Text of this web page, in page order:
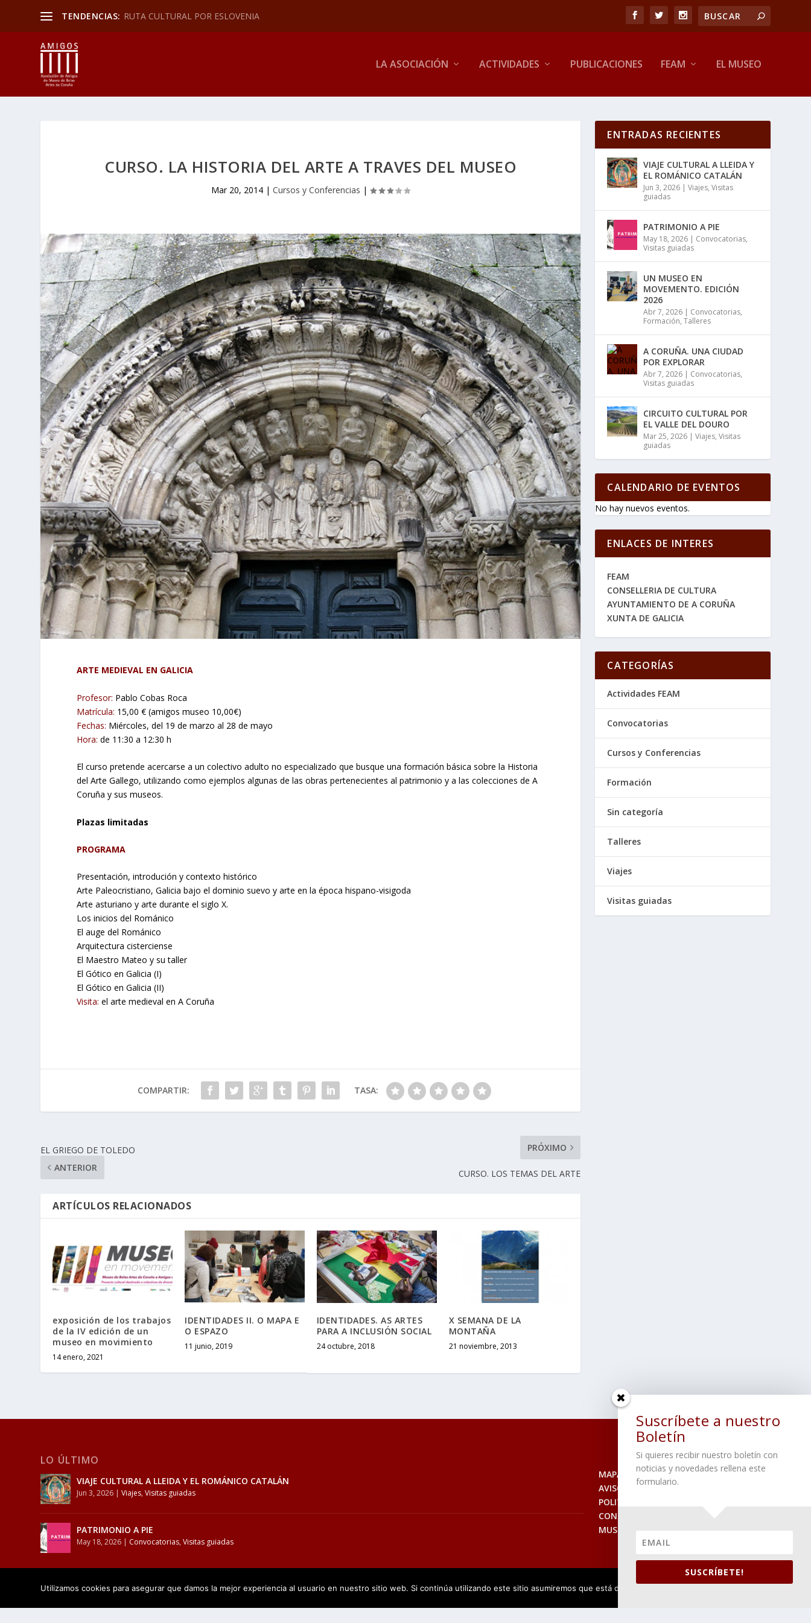
TENDENCIAS: RUTA CULTURAL POR ESLOVENIA
LA ASOCIACIÓN ACTIVIDADES PUBLICACIONES FEAM EL MUSEO
CURSO. LA HISTORIA DEL ARTE A TRAVES DEL MUSEO
Mar 20, 2014 |Cursos y Conferencias |
ARTE MEDIEVAL EN GALICIA
Profesor: Pablo Cobas Roca
Matrícula: 15,00 € (amigos museo 10,00€)
Fechas: Miércoles, del 19 de marzo al 28 de mayo
Hora: de 11:30 a 12:30 h
El curso pretende acercarse a un colectivo adulto no especializado que busque una formación básica sobre la Historia
del Arte Gallego, utilizando como ejemplos algunas de las obras pertenecientes al patrimonio y a las colecciones de A
Coruña y sus museos.
Plazas limitadas
PROGRAMA
Presentación, introdución y contexto histórico
Arte Paleocristiano, Galicia bajo el dominio suevo y arte en la época hispano-visigoda
Arte asturiano y arte durante el siglo X.
Los inicios del Románico
El auge del Románico
Arquitectura cisterciense
El Maestro Mateo y su taller
El Gótico en Galicia (I)
El Gótico en Galicia (II)
Visita: el arte medieval en A Coruña
COMPARTIR: TASA:
EL GRIEGO DE TOLEDO
ANTERIOR
PRÓXIMO
CURSO. LOS TEMAS DEL ARTE
ARTÍCULOS RELACIONADOS
exposición de los trabajos
de la IV edición de un
museo en movimiento
14 enero, 2021
IDENTIDADES II. O MAPA E
O ESPAZO
11 junio, 2019
IDENTIDADES. AS ARTES
PARA A INCLUSIÓN SOCIAL
24 octubre, 2018
X SEMANA DE LA
MONTAÑA
21 noviembre, 2013
ENTRADAS RECIENTES
VIAJE CULTURAL A LLEIDA Y
EL ROMÁNICO CATALÁN
Jun 3, 2026 |Viajes,Visitas
guiadas
PATRIMONIO A PIE
May 18, 2026 | Convocatorias,
Visitas guiadas
UN MUSEO EN
MOVEMENTO. EDICIÓN
2026
Abr 7, 2026 | Convocatorias,
Formación,Talleres
A CORUÑA. UNA CIUDAD
POR EXPLORAR
Abr 7, 2026 | Convocatorias,
Visitas guiadas
CIRCUITO CULTURAL POR
EL VALLE DEL DOURO
Mar 25, 2026 |Viajes,Visitas
guiadas
CALENDARIO DE EVENTOS
No hay nuevos eventos.
ENLACES DE INTERES
FEAM
CONSELLERIA DE CULTURA
AYUNTAMIENTO DE A CORUÑA
XUNTA DE GALICIA
CATEGORÍAS
Actividades FEAM
Convocatorias
Cursos y Conferencias
Formación
Sin categoría
Talleres
Viajes
Visitas guiadas
LO ÚLTIMO
VIAJE CULTURAL A LLEIDA Y EL ROMÁNICO CATALÁN
Jun 3, 2026 |Viajes,Visitas guiadas
PATRIMONIO A PIE
May 18, 2026 | Convocatorias,Visitas guiadas
MAPA DEL SITIO
AVISO LEGAL
POLITICA DE PRIVACIDAD
CONTACTO
MUSEO
Suscríbete a nuestro
Boletín
Si quieres recibir nuestro boletín con
noticias y novedades rellena este
formulario.
SUSCRÍBETE!
Utilizamos cookies para asegurar que damos la mejor experiencia al usuario en nuestro sitio web. Si continúa utilizando este sitio asumiremos que está de acuerdo.